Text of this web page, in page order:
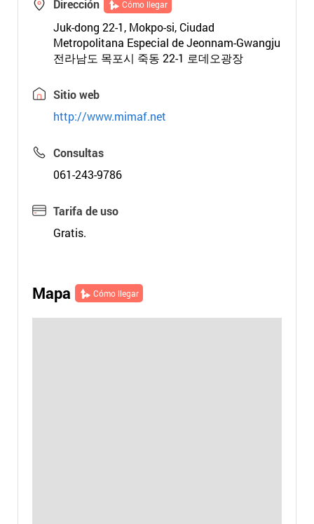
Dirección Cómo llegar
Juk-dong 22-1, Mokpo-si, Ciudad
Metropolitana Especial de Jeonnam-Gwangju
전라남도 목포시 죽동 22-1 로데오광장
Sitio web
http://www.mimaf.net
Consultas
061-243-9786
Tarifa de uso
Gratis.
Mapa Cómo llegar